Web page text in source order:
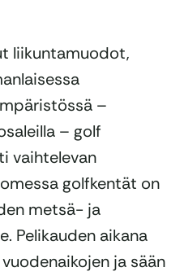
liikuntamuodot,
–
– golf
vaihtelevan
golfkentät on
metsä- ja
Pelikauden aikana
ja sään